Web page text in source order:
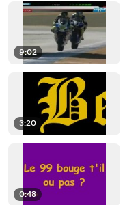
9:02
3:20
0:48